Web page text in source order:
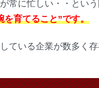
常に忙しい・・という
を育てること”です。
ている企業が数多く存